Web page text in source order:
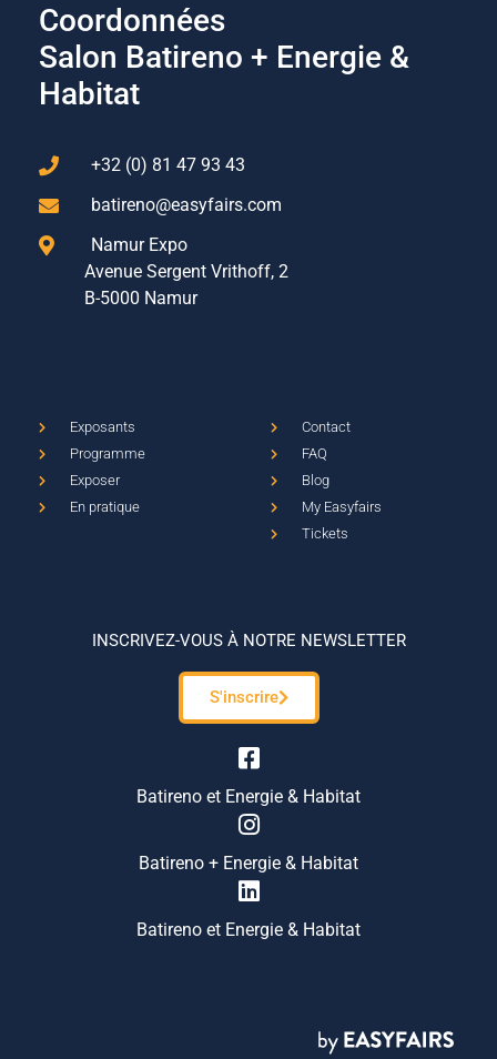
Coordonnées
Salon Batireno + Energie &
Habitat
+32 (0) 81 47 93 43
batireno@easyfairs.com
Namur Expo
Avenue Sergent Vrithoff, 2
B-5000 Namur
Exposants
Programme
Exposer
En pratique
Contact
FAQ
Blog
My Easyfairs
Tickets
INSCRIVEZ-VOUS À NOTRE NEWSLETTER
S'inscrire
Batireno et Energie & Habitat
Batireno + Energie & Habitat
Batireno et Energie & Habitat